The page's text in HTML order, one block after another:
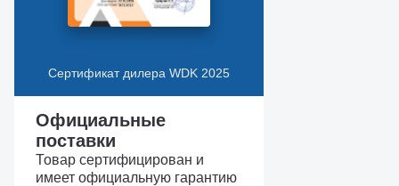
Сертификат дилера WDK 2025
Официальные
поставки
Товар сертифицирован и
имеет официальную гарантию